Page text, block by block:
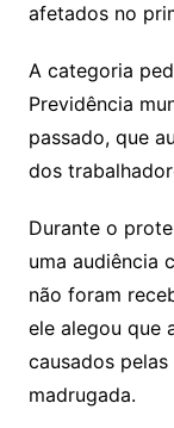
afetados no
A categoria
Previdência
passado, que
dos
Durante o
uma audiência
não foram
ele alegou que
causados
madrugada.